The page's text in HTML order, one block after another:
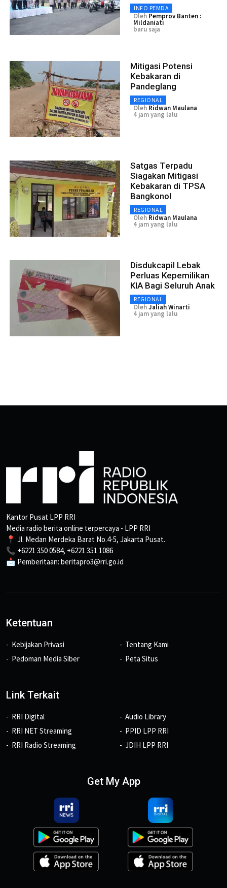
INFO PEMDA
Oleh Pemprov Banten :
Mildaniati
baru saja
Mitigasi Potensi
Kebakaran di
Pandeglang
REGIONAL
Oleh Ridwan Maulana
4 jam yang lalu
Satgas Terpadu
Siagakan Mitigasi
Kebakaran di TPSA
Bangkonol
REGIONAL
Oleh Ridwan Maulana
4 jam yang lalu
Disdukcapil Lebak
Perluas Kepemilikan
KIA Bagi Seluruh Anak
REGIONAL
OlehJaliah Winarti
4 jam yang lalu
Kantor Pusat LPP RRI
Media radio berita online terpercaya - LPP RRI
📍 Jl. Medan Merdeka Barat No.4-5, Jakarta Pusat.
📞 +6221 350 0584, +6221 351 1086
📩 Pemberitaan: beritapro3@rri.go.id
Ketentuan
Kebijakan Privasi
Pedoman Media Siber
Tentang Kami
Peta Situs
Link Terkait
RRI Digital
RRI NET Streaming
RRI Radio Streaming
Audio Library
PPID LPP RRI
JDIH LPP RRI
Get My App